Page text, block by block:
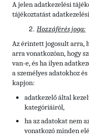
A jelen adatkezelési
tájékoztatást
Hozzáférés joga:
Az érintett jogosult arra,
arra vonatkozóan, hogy
van-e, és ha ilyen
a személyes adatokhoz
kapjon:
adatkezelő által
kategóriáiról,
ha az adatokat nem
vonatkozó minden